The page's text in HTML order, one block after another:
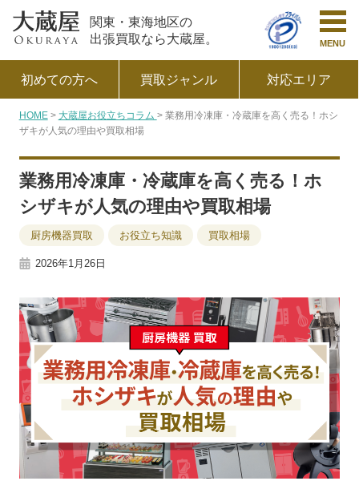
関東・東海地区の
出張買取なら大蔵屋。
MENU
初めての方へ 買取ジャンル 対応エリア
HOME 大蔵屋お役立ちコラム
業務用冷凍庫・冷蔵庫を高く売る！ホシ
ザキが人気の理由や買取相場
業務用冷凍庫・冷蔵庫を高く売る！ホ
シザキが人気の理由や買取相場
厨房機器買取 お役立ち知識 買取相場
2026年1月26日